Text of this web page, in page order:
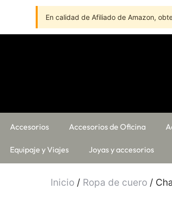
En calidad de Afiliado de Amazon,
Accesorios Accesorios de Oficina
Equipaje y Viajes Joyas y accesorios
Inicio / Ropa de cuero /